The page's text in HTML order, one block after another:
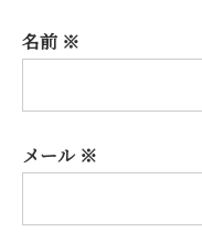
名前 ※
メール ※